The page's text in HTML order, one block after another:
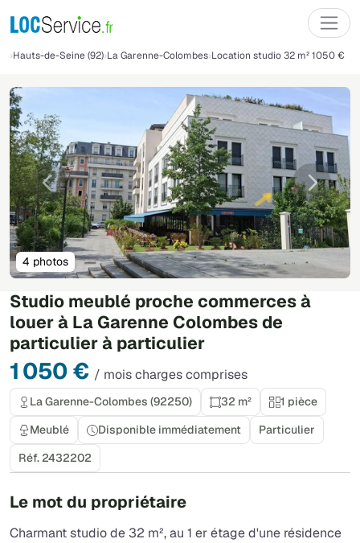
Hauts-de-Seine (92) La Garenne-Colombes Location studio 32 m² 1050 €
Studio meublé proche commerces à
louer à La Garenne Colombes de
particulier à particulier
1 050 € / mois charges comprises
Précédente
4 photos
La Garenne-Colombes (92250) 32 m²
1 pièce
Meublé
Disponible immédiatement
Particulier
Réf. 2432202
Le mot du propriétaire
Charmant studio de 32 m², au 1 er étage d'une résidence